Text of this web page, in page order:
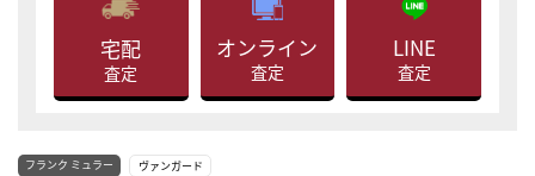
宅配
査定
オンライン
査定
LINE
査定
フランク ミュラー ヴァンガード